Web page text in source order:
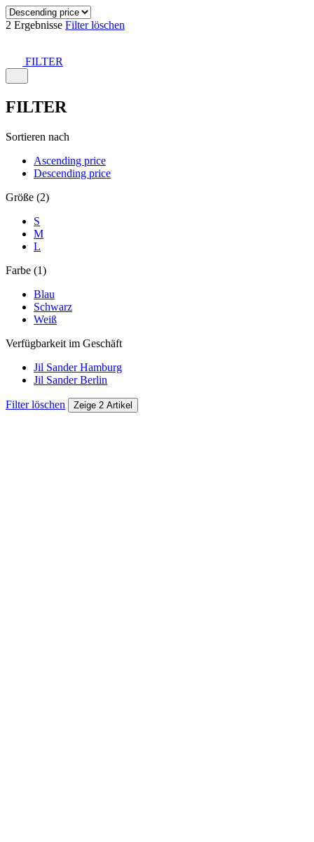
2 Ergebnisse Filter löschen
FILTER
FILTER
Sortieren nach
Ascending price
Descending price
Größe (2)
S
M
L
Farbe (1)
Blau
Schwarz
Weiß
Verfügbarkeit im Geschäft
Jil Sander Hamburg
Jil Sander Berlin
Filter löschen Zeige 2 Artikel